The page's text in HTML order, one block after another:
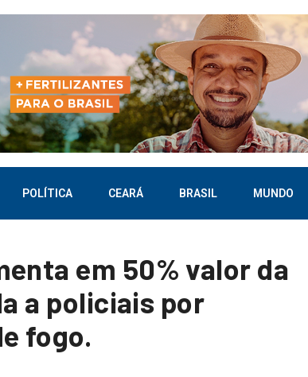
POLÍTICA CEARÁ BRASIL MUNDO
em 50% valor da
a policiais por
fogo.